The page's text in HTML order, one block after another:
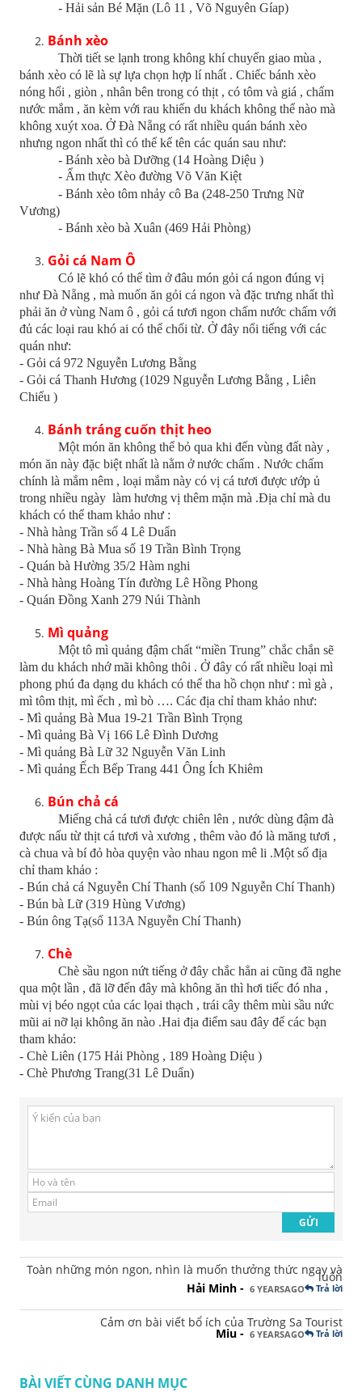
- Hải sản Bé Mặn (Lô 11 , Võ Nguyên Gíap)
Bánh xèo
Thời tiết se lạnh trong không khí chuyển giao mùa ,
bánh xèo có lẽ là sự lựa chọn hợp lí nhất . Chiếc bánh xèo
nóng hổi , giòn , nhân bên trong có thịt , có tôm và giá , chấm
nước mắm , ăn kèm với rau khiến du khách không thể nào mà
không xuýt xoa. Ở Đà Nẵng có rất nhiều quán bánh xèo
nhưng ngon nhất thì có thể kể tên các quán sau như:
- Bánh xèo bà Dưỡng (14 Hoàng Diệu )
- Ẩm thực Xèo đường Võ Văn Kiệt
- Bánh xèo tôm nhảy cô Ba (248-250 Trưng Nữ
Vương)
- Bánh xèo bà Xuân (469 Hải Phòng)
Gỏi cá Nam Ô
Có lẽ khó có thể tìm ở đâu món gỏi cá ngon đúng vị
như Đà Nẵng , mà muốn ăn gỏi cá ngon và đặc trưng nhất thì
phải ăn ở vùng Nam ô , gỏi cá tươi ngon chấm nước chấm với
đủ các loại rau khó ai có thể chối từ. Ở đây nổi tiếng với các
quán như:
- Gỏi cá 972 Nguyễn Lương Bằng
- Gỏi cá Thanh Hương (1029 Nguyễn Lương Bằng , Liên
Chiểu )
Bánh tráng cuốn thịt heo
Một món ăn không thể bỏ qua khi đến vùng đất này ,
món ăn này đặc biệt nhất là nằm ở nước chấm . Nước chấm
chính là mắm nêm , loại mắm này có vị cá tươi được ướp ủ
trong nhiều ngày làm hương vị thêm mặn mà .Địa chỉ mà du
khách có thể tham khảo như :
- Nhà hàng Trần số 4 Lê Duẩn
- Nhà hàng Bà Mua số 19 Trần Bình Trọng
- Quán bà Hường 35/2 Hàm nghi
- Nhà hàng Hoàng Tín đường Lê Hồng Phong
- Quán Đồng Xanh 279 Núi Thành
Mì quảng
Một tô mì quảng đậm chất “miền Trung” chắc chắn sẽ
làm du khách nhớ mãi không thôi . Ở đây có rất nhiều loại mì
phong phú đa dạng du khách có thể tha hồ chọn như : mì gà ,
mì tôm thịt, mì ếch , mì bò …. Các địa chỉ tham khảo như:
- Mì quảng Bà Mua 19-21 Trần Bình Trọng
- Mì quảng Bà Vị 166 Lê Đình Dương
- Mì quảng Bà Lữ 32 Nguyễn Văn Linh
- Mì quảng Ếch Bếp Trang 441 Ông Ích Khiêm
Bún chả cá
Miếng chả cá tươi được chiên lên , nước dùng đậm đà
được nấu từ thịt cá tươi và xương , thêm vào đó là măng tươi ,
cà chua và bí đỏ hòa quyện vào nhau ngon mê li .Một số địa
chỉ tham khảo :
- Bún chả cá Nguyễn Chí Thanh (số 109 Nguyễn Chí Thanh)
- Bún bà Lữ (319 Hùng Vương)
- Bún ông Tạ(số 113A Nguyễn Chí Thanh)
Chè
Chè sầu ngon nứt tiếng ở đây chắc hẳn ai cũng đã nghe
qua một lần , đã lỡ đến đây mà không ăn thì hơi tiếc đó nha ,
mùi vị béo ngọt của các lọai thạch , trái cây thêm mùi sầu nức
mũi ai nỡ lại không ăn nào .Hai địa điểm sau đây để các bạn
tham khảo:
- Chè Liên (175 Hải Phòng , 189 Hoàng Diệu )
- Chè Phương Trang(31 Lê Duẩn)
Toàn những món ngon, nhìn là muốn thưởng thức ngay và
luôn
Hải Minh - 6 YEARSAGO Trả lời
Cảm ơn bài viết bổ ích của Trường Sa Tourist
Miu - 6 YEARSAGO Trả lời
BÀI VIẾT CÙNG DANH MỤC